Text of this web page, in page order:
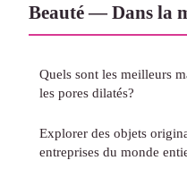
Beauté — Dans la
Quels sont les meilleurs
les pores dilatés?
Explorer des objets
entreprises du monde